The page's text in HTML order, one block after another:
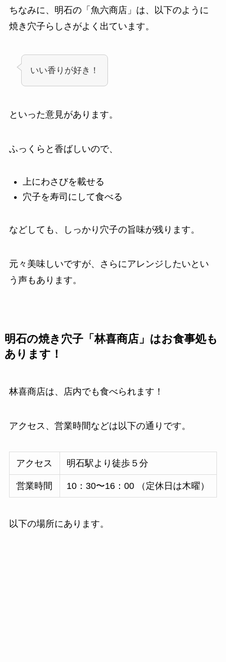
ちなみに、明石の「魚六商店」は、以下のように
焼き穴子らしさがよく出ています。
いい香りが好き！
といった意見があります。
ふっくらと香ばしいので、
上にわさびを載せる
穴子を寿司にして食べる
などしても、しっかり穴子の旨味が残ります。
元々美味しいですが、さらにアレンジしたいとい
う声もあります。
明石の焼き穴子「林喜商店」はお食事処も
あります！
林喜商店は、店内でも食べられます！
アクセス、営業時間などは以下の通りです。
アクセス 明石駅より徒歩５分
営業時間 10：30〜16：00 （定休日は木曜）
以下の場所にあります。